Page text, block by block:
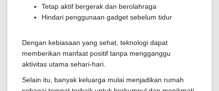
Tetap aktif bergerak dan berolahraga
Hindari penggunaan gadget sebelum tidur
Dengan kebiasaan yang sehat, teknologi dapat
memberikan manfaat positif tanpa mengganggu
aktivitas utama sehari-hari.
Selain itu, banyak keluarga mulai menjadikan rumah